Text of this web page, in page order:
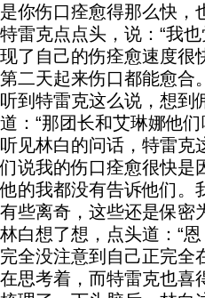
是你伤口痊愈得那么快
特雷克点点头，说：“我
现了自己的伤痊愈速度很
第二天起来伤口都能愈合
听到特雷克这么说，想到
道：“那团长和艾琳娜他
听见林白的问话，特雷克
们说我的伤口痊愈很快是
他的我都没有告诉他们。
有些离奇，这些还是保密
林白想了想，点头道：“
完全没注意到自己正完全
在思考着，而特雷克也喜